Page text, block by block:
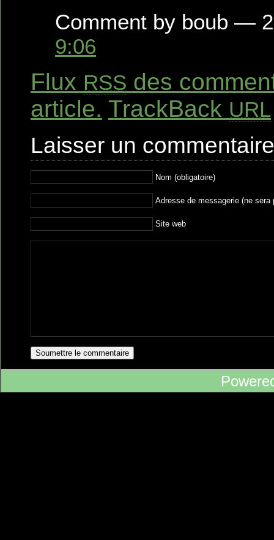
Comment by boub —
9:06
Flux RSS des
article. TrackBack URL
Laisser un commentaire
Nom (obligatoire)
Adresse de messagerie (ne sera
Site web